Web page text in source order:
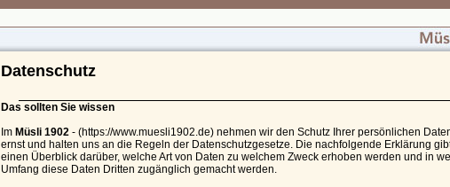
Datenschutz
Das sollten Sie wissen
Im Müsli 1902 - (https://www.muesli1902.de) nehmen wir den Schutz Ihrer persönlichen
ernst und halten uns an die Regeln der Datenschutzgesetze. Die nachfolgende Erklärung
einen Überblick darüber, welche Art von Daten zu welchem Zweck erhoben werden und in
Umfang diese Daten Dritten zugänglich gemacht werden.